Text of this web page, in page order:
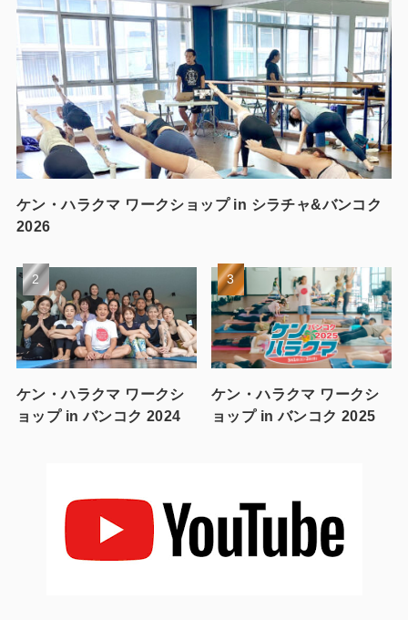
ケン・ハラクマ ワークショップ in シラチャ&バンコク
2026
ケン・ハラクマ ワークシ
ョップ in バンコク 2024
ケン・ハラクマ ワークシ
ョップ in バンコク 2025